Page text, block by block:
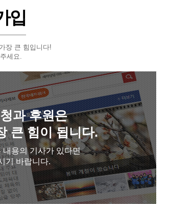
입
장 큰 힘입니다!
세요.
과 후원은
큰 힘이 됩니다.
내용의 기사가 있다면
기 바랍니다.